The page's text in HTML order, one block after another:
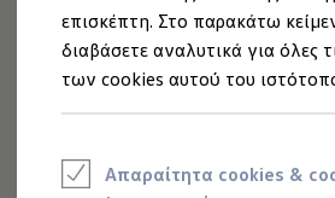
επισκέπτη. Στο παρακάτω
διαβάσετε αναλυτικά για όλες
των cookies αυτού του
Απαραίτητα cookies &
ID. Buzz
ID. Buzz Cargo
ID. CROSS
eHybrid μοντέλα
Golf GTE
Νέο Tayron ehybrid
e-Tools για ηλεκτρικά
όλους– για
τους επιβάτες
Ασφυκτική ζέστη και λαμπερές